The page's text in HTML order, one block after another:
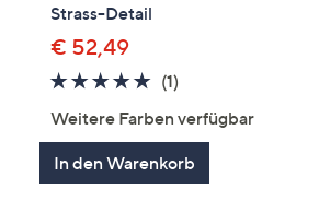
Strass-Detail
€ 52,49
5.0
5
(1)
Weitere Farben verfügbar
In den Warenkorb